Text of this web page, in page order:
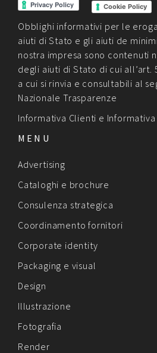
Cookie Policy
Obblighi informativi per le
aiuti di Stato e gli aiuti de
nostra impresa sono contenuti
degli aiuti di Stato di cui all’art.
a cui si rinvia e consultabili al
Nazionale Trasparenze
Informativa Clienti e
MENU
Advertising
Cataloghi e brochure
Consulenza strategica
Coordinamento fornitori
Corporate identity
Packaging e visual
Design
Illustrazione
Fotografia
Render